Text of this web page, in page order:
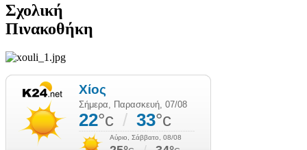
Σχολική
Πινακοθήκη